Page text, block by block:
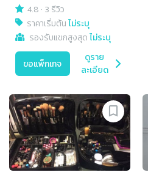
4.8 · 3 รีวิว
ราคาเริ่มต้นไม่ระบุ
รองรับแขกสูงสุดไม่ระบุ
ขอแพ็กเกจ
ดูราย
ละเอียด